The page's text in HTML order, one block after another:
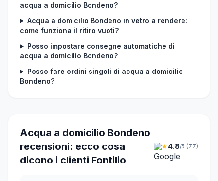
acqua a domicilio Bondeno?
Acqua a domicilio Bondeno in vetro a rendere:
come funziona il ritiro vuoti?
Posso impostare consegne automatiche di
acqua a domicilio Bondeno?
Posso fare ordini singoli di acqua a domicilio
Bondeno?
Acqua a domicilio Bondeno
recensioni: ecco cosa
dicono i clienti Fontilio
★4.8/5 (77)